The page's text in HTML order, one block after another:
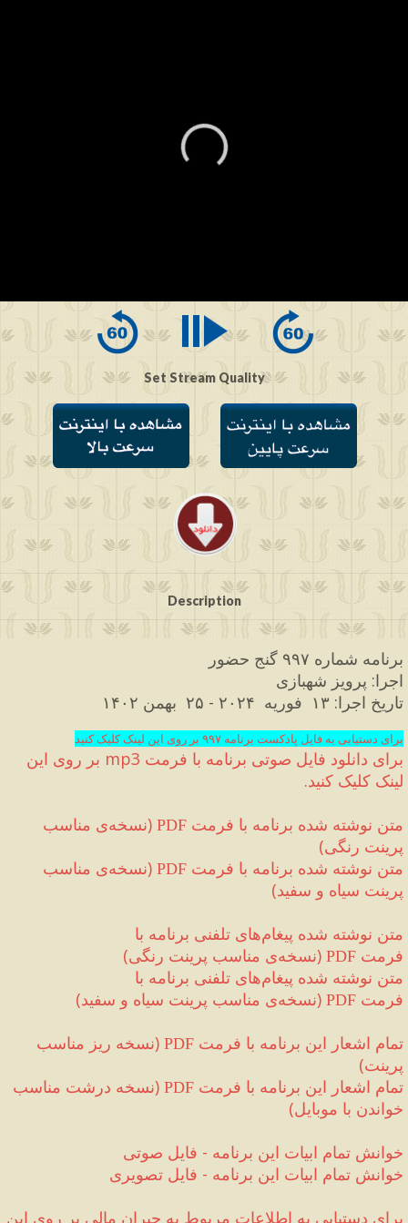
of
Set Stream Quality
Description
برنامه شماره ۹۹۷ گنج حضور
اجرا: پرویز شهبازی
تاریخ اجرا: ۲۰۲۴ - ۲۵ بهمن ۱۴۰۲
برای دستیابی به فایل پادکست برنامه ۹۹۷ بر روی این لینک کلیک کنید
برای دانلود فایل صوتی برنامه با فرمت mp3
لینک کلیک کنید.
متن نوشته شده برنامه با فرمت PDF
(
پرینت رنگی)
متن نوشته شده برنامه با فرمت PDF
(
پرینت سیاه و سفید)
فرمت PDF
(نسخه‌ی مناسب پرینت رنگی
)
فرمت PDF
(نسخه‌ی مناسب پرینت سیاه و سفید
)
تمام اشعار این برنامه با فرمت PDF
(
پرینت)
تمام اشعار این برنامه با فرمت PDF
(
خواندن با موبایل)
خوانش تمام ابیات این برنامه - فایل صوتی
خوانش تمام ابیات این برنامه - فایل تصویری